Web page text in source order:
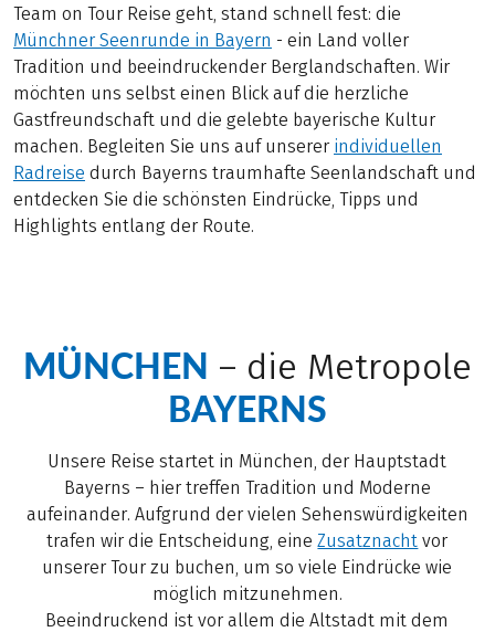
Team on Tour Reise geht, stand schnell fest: die
Münchner Seenrunde in Bayern - ein Land voller
Tradition und beeindruckender Berglandschaften. Wir
möchten uns selbst einen Blick auf die herzliche
Gastfreundschaft und die gelebte bayerische Kultur
machen. Begleiten Sie uns auf unserer individuellen
Radreise durch Bayerns traumhafte Seenlandschaft und
entdecken Sie die schönsten Eindrücke, Tipps und
Highlights entlang der Route.
MÜNCHEN – die Metropole
BAYERNS
Unsere Reise startet in München, der Hauptstadt
Bayerns – hier treffen Tradition und Moderne
aufeinander. Aufgrund der vielen Sehenswürdigkeiten
trafen wir die Entscheidung, eineZusatznacht vor
unserer Tour zu buchen, um so viele Eindrücke wie
möglich mitzunehmen.
Beeindruckend ist vor allem die Altstadt mit dem